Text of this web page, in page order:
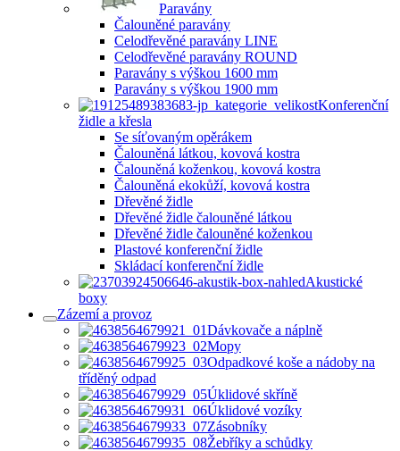
Paravány
Čalouněné paravány
Celodřevěné paravány LINE
Celodřevěné paravány ROUND
Paravány s výškou 1600 mm
Paravány s výškou 1900 mm
Konferenční
židle a křesla
Se síťovaným opěrákem
Čalouněná látkou, kovová kostra
Čalouněná koženkou, kovová kostra
Čalouněná ekokůží, kovová kostra
Dřevěné židle
Dřevěné židle čalouněné látkou
Dřevěné židle čalouněné koženkou
Plastové konferenční židle
Skládací konferenční židle
Akustické
boxy
Zázemí a provoz
Dávkovače a náplně
Mopy
Odpadkové koše a nádoby na
tříděný odpad
Úklidové skříně
Úklidové vozíky
Zásobníky
Žebříky a schůdky